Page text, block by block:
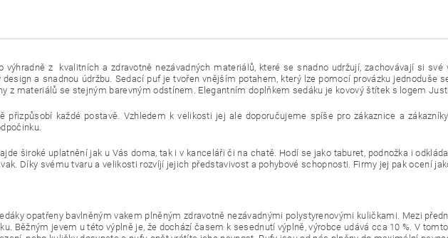
výhradně z kvalitních a zdravotně nezávadných materiálů, které se snadno udržují, zachovávají si
a snadnou údržbu. Sedací puf je tvořen vnějším potahem, který lze pomocí provázku jednoduše
z materiálů se stejným barevným odstínem. Elegantním doplňkem sedáku je kovový štítek s logem
přizpůsobí každé postavě. Vzhledem k velikosti jej ale doporučujeme spíše pro zákaznice a
široké uplatnění jak u Vás doma, tak i v kanceláři či na chatě. Hodí se jako taburet, podnožka i
Díky svému tvaru a velikosti rozvíjí jejich představivost a pohybové schopnosti. Firmy jej pak ocení
opatřeny bavlněným vakem plněným zdravotně nezávadnými polystyrenovými kuličkami. Mezi
Běžným jevem u této výplně je, že dochází časem k sesednutí výplně, výrobce udává cca 10 %. V